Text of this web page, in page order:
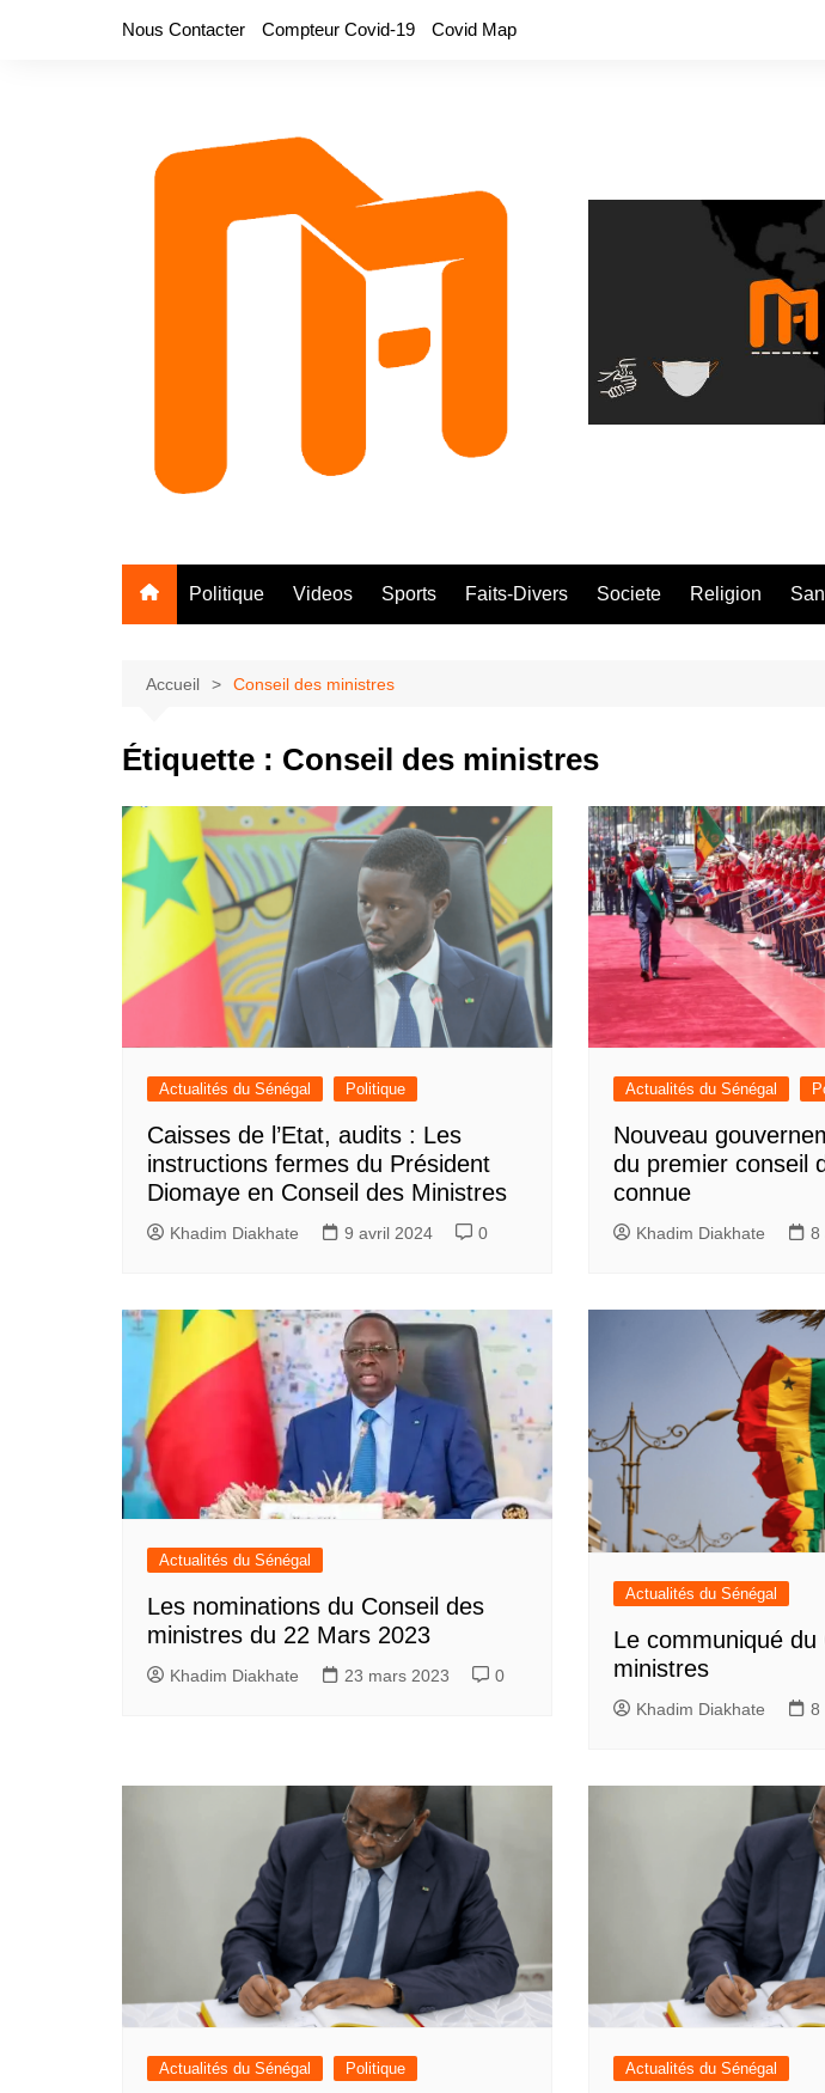
Nous Contacter Compteur Covid-19 Covid Map
Politique Videos Sports Faits-Divers Societe Religion
Accueil Conseil des ministres
Étiquette : Conseil des ministres
Actualités du Sénégal Politique
Caisses de l’Etat, audits : Les
instructions fermes du Président
Diomaye en Conseil des Ministres
Khadim Diakhate 9 avril 2024 0
Actualités du Sénégal
Nouveau
du premier conseil
connue
Khadim Diakhate 8
Actualités du Sénégal
Les nominations du Conseil des
ministres du 22 Mars 2023
Khadim Diakhate 23 mars 2023 0
Actualités du Sénégal
Le communiqué du
ministres
Khadim Diakhate 8
Actualités du Sénégal Politique Actualités du Sénégal